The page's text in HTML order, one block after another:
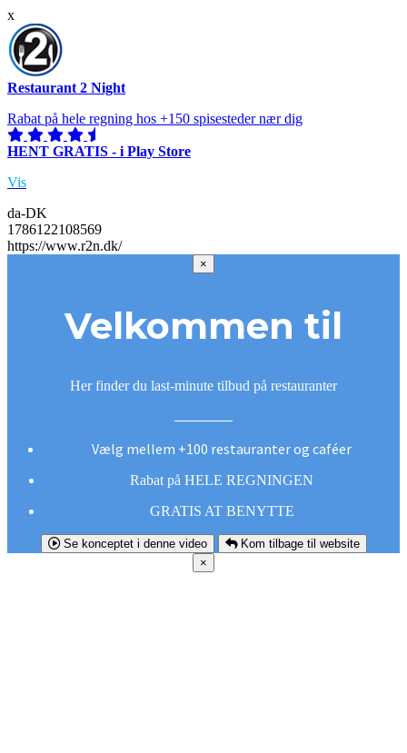
x
Restaurant 2 Night
Rabat på hele regning hos +150 spisesteder nær dig
HENT GRATIS - i Play Store
Vis
da-DK
1786122108569
https://www.r2n.dk/
×
Velkommen til
Her finder du last-minute tilbud på restauranter
Vælg mellem +100 restauranter og caféer
Rabat på HELE REGNINGEN
GRATIS AT BENYTTE
Se konceptet i denne video
Kom tilbage til website
×